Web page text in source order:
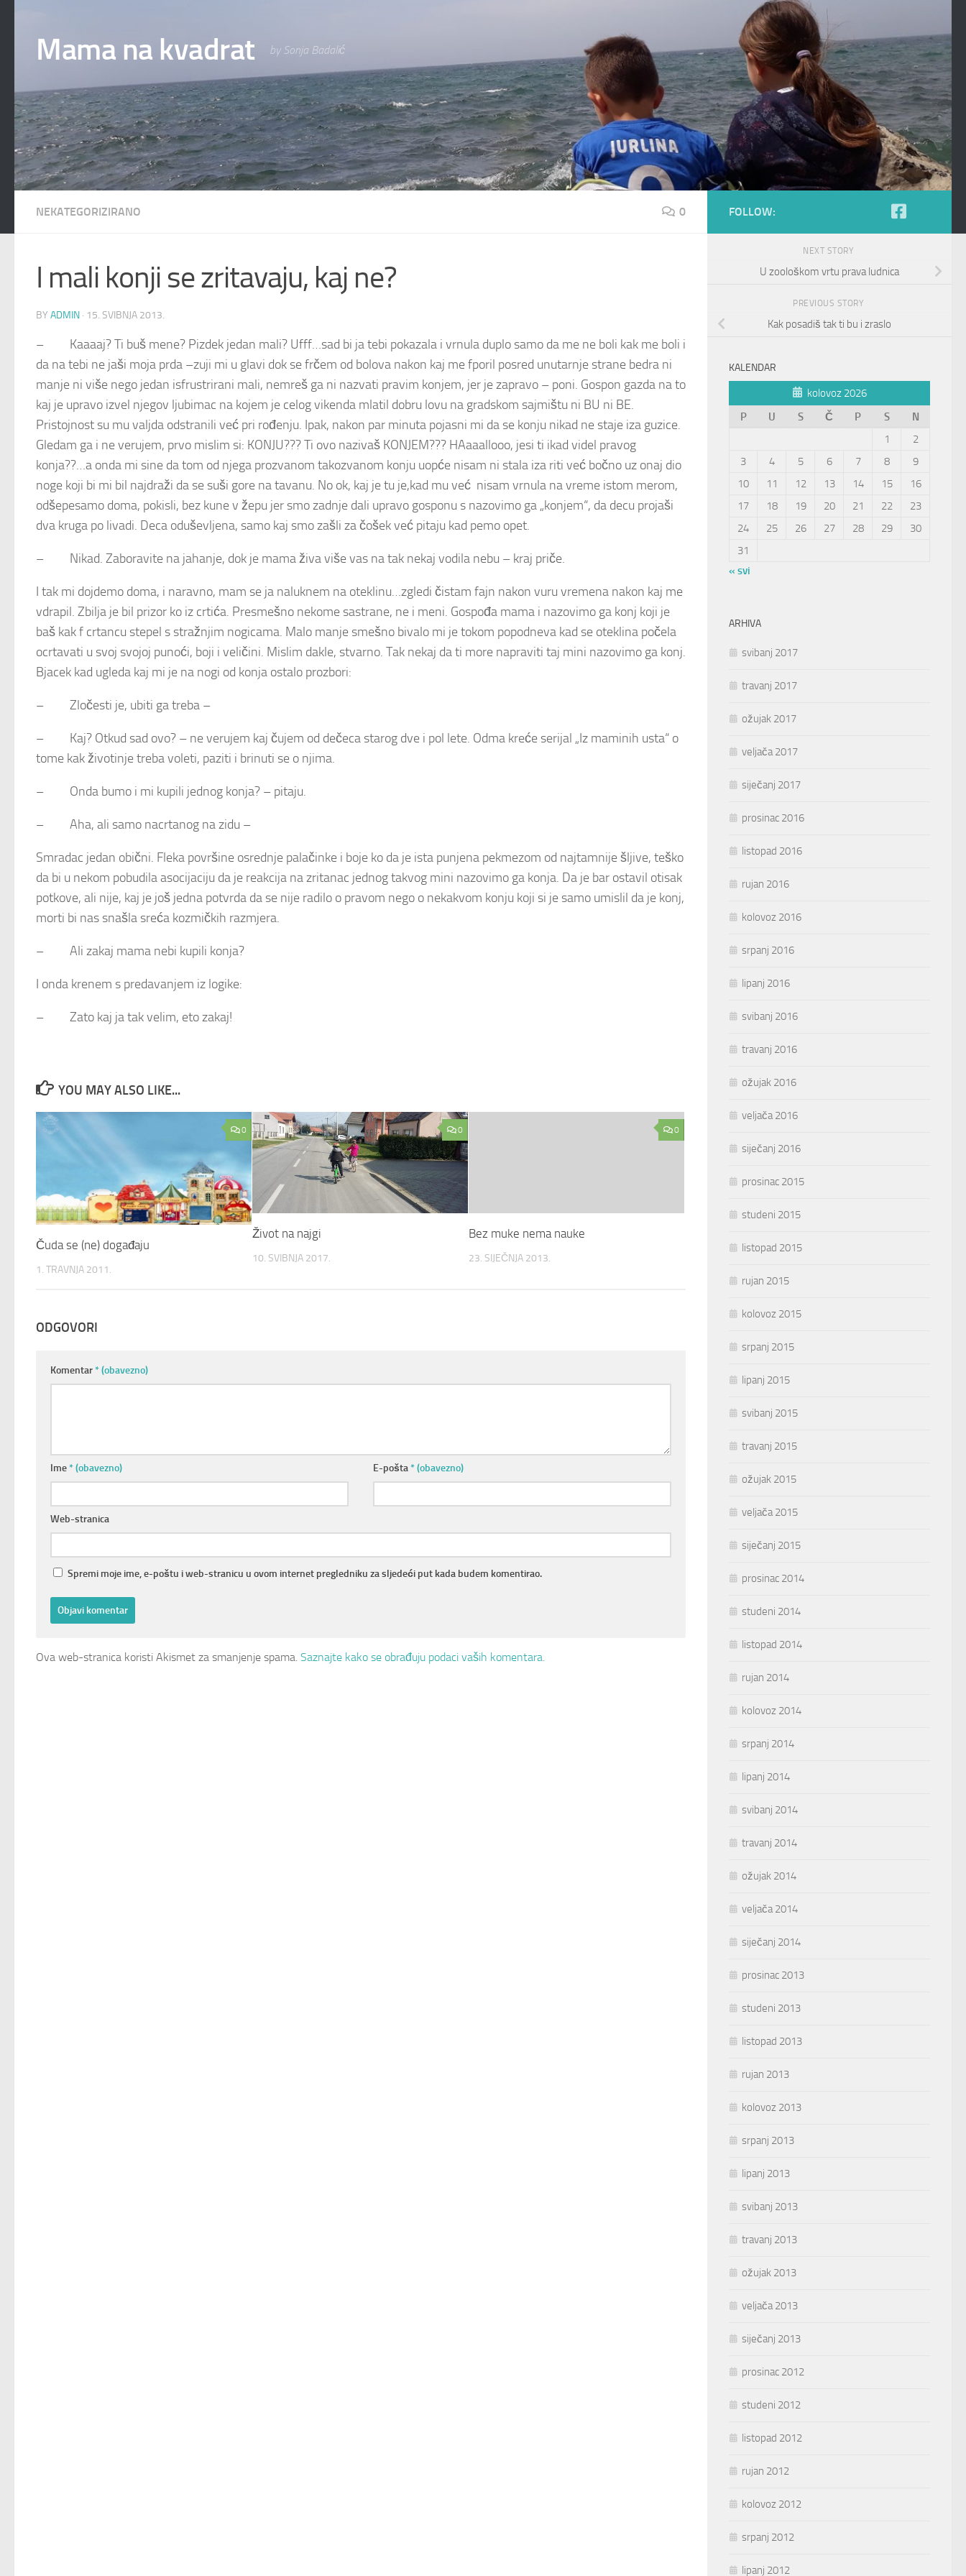
Mama na kvadrat by Sonja Badalić
NEKATEGORIZIRANO 0
I mali konji se zritavaju, kaj ne?
BY ADMIN · 15. SVIBNJA 2013.
– Kaaaaj? Ti buš mene? Pizdek jedan mali? Ufff…sad bi ja tebi pokazala i vrnula duplo samo da me ne boli kak me boli i
da na tebi ne jaši moja prda –zuji mi u glavi dok se frčem od bolova nakon kaj me fporil posred unutarnje strane bedra ni
manje ni više nego jedan isfrustrirani mali, nemreš ga ni nazvati pravim konjem, jer je zapravo – poni. Gospon gazda na to
kaj je upravo izvel njegov ljubimac na kojem je celog vikenda mlatil dobru lovu na gradskom sajmištu ni BU ni BE.
Pristojnost su mu valjda odstranili već pri rođenju. Ipak, nakon par minuta pojasni mi da se konju nikad ne staje iza guzice.
Gledam ga i ne verujem, prvo mislim si: KONJU??? Ti ovo nazivaš KONJEM??? HAaaallooo, jesi ti ikad videl pravog
konja??…a onda mi sine da tom od njega prozvanom takozvanom konju uopće nisam ni stala iza riti već bočno uz onaj dio
noge koji bi mi bil najdraži da se suši gore na tavanu. No ok, kaj je tu je,kad mu već nisam vrnula na vreme istom merom,
odšepesamo doma, pokisli, bez kune v žepu jer smo zadnje dali upravo gosponu s nazovimo ga „konjem“, da decu projaši
dva kruga po livadi. Deca oduševljena, samo kaj smo zašli za čošek već pitaju kad pemo opet.
– Nikad. Zaboravite na jahanje, dok je mama živa više vas na tak nekaj vodila nebu – kraj priče.
I tak mi dojdemo doma, i naravno, mam se ja naluknem na oteklinu…zgledi čistam fajn nakon vuru vremena nakon kaj me
vdrapil. Zbilja je bil prizor ko iz crtića. Presmešno nekome sastrane, ne i meni. Gospođa mama i nazovimo ga konj koji je
baš kak f crtancu stepel s stražnjim nogicama. Malo manje smešno bivalo mi je tokom popodneva kad se oteklina počela
ocrtavati u svoj svojoj punoći, boji i veličini. Mislim dakle, stvarno. Tak nekaj da ti more napraviti taj mini nazovimo ga konj.
Bjacek kad ugleda kaj mi je na nogi od konja ostalo prozbori:
– Zločesti je, ubiti ga treba –
– Kaj? Otkud sad ovo? – ne verujem kaj čujem od dečeca starog dve i pol lete. Odma kreće serijal „Iz maminih usta“ o
tome kak životinje treba voleti, paziti i brinuti se o njima.
– Onda bumo i mi kupili jednog konja? – pitaju.
– Aha, ali samo nacrtanog na zidu –
Smradac jedan obični. Fleka površine osrednje palačinke i boje ko da je ista punjena pekmezom od najtamnije šljive, teško
da bi u nekom pobudila asocijaciju da je reakcija na zritanac jednog takvog mini nazovimo ga konja. Da je bar ostavil otisak
potkove, ali nije, kaj je još jedna potvrda da se nije radilo o pravom nego o nekakvom konju koji si je samo umislil da je konj,
morti bi nas snašla sreća kozmičkih razmjera.
– Ali zakaj mama nebi kupili konja?
I onda krenem s predavanjem iz logike:
– Zato kaj ja tak velim, eto zakaj!
YOU MAY ALSO LIKE...
0
Čuda se (ne) događaju
1. TRAVNJA 2011.
0
Život na najgi
10. SVIBNJA 2017.
0
Bez muke nema nauke
23. SIJEČNJA 2013.
ODGOVORI
Komentar* (obavezno)
Ime* (obavezno) E-pošta* (obavezno)
Web-stranica
Spremi moje ime, e-poštu i web-stranicu u ovom internet pregledniku za sljedeći put kada budem komentirao.
Ova web-stranica koristi Akismet za smanjenje spama. Saznajte kako se obrađuju podaci vaših komentara.
FOLLOW:
NEXT STORY
U zoološkom vrtu prava ludnica
PREVIOUS STORY
Kak posadiš tak ti bu i zraslo
KALENDAR
kolovoz 2026
P
U S Č P S
N
1
2
3
4 5 6 7 8
9
10
11 12 13 14 15
16
17
18 19 20 21 22
23
24
25 26 27 28 29
30
31
« svi
ARHIVA
svibanj 2017
travanj 2017
ožujak 2017
veljača 2017
siječanj 2017
prosinac 2016
listopad 2016
rujan 2016
kolovoz 2016
srpanj 2016
lipanj 2016
svibanj 2016
travanj 2016
ožujak 2016
veljača 2016
siječanj 2016
prosinac 2015
studeni 2015
listopad 2015
rujan 2015
kolovoz 2015
srpanj 2015
lipanj 2015
svibanj 2015
travanj 2015
ožujak 2015
veljača 2015
siječanj 2015
prosinac 2014
studeni 2014
listopad 2014
rujan 2014
kolovoz 2014
srpanj 2014
lipanj 2014
svibanj 2014
travanj 2014
ožujak 2014
veljača 2014
siječanj 2014
prosinac 2013
studeni 2013
listopad 2013
rujan 2013
kolovoz 2013
srpanj 2013
lipanj 2013
svibanj 2013
travanj 2013
ožujak 2013
veljača 2013
siječanj 2013
prosinac 2012
studeni 2012
listopad 2012
rujan 2012
kolovoz 2012
srpanj 2012
lipanj 2012